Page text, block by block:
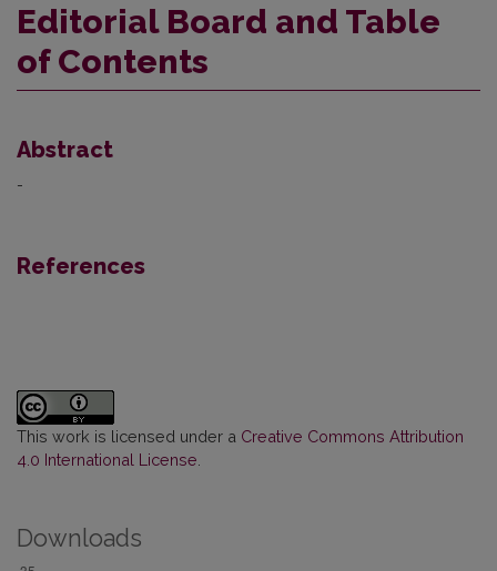
Editorial Board and Table
of Contents
Abstract
-
References
This work is licensed under a Creative Commons Attribution
4.0 International License
Downloads